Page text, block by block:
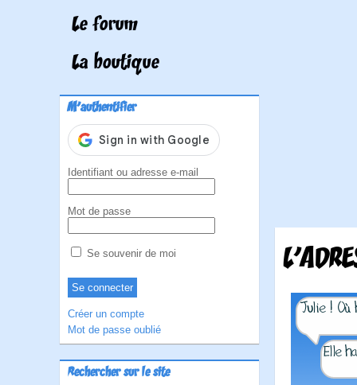
Le forum
La boutique
M'authentifier
Identifiant ou adresse e-mail
Mot de passe
Se souvenir de moi
Créer un compte
Mot de passe oublié
Rechercher sur le site